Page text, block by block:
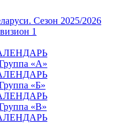
Сезон 2025/2026
1
«А»
«Б»
«В»